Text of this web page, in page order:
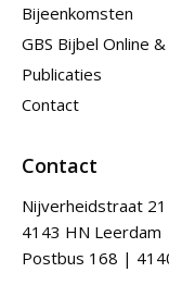
Bijeenkomsten
GBS Bijbel Online
Publicaties
Contact
Contact
Nijverheidstraat 21
4143 HN Leerdam
Postbus 168 |